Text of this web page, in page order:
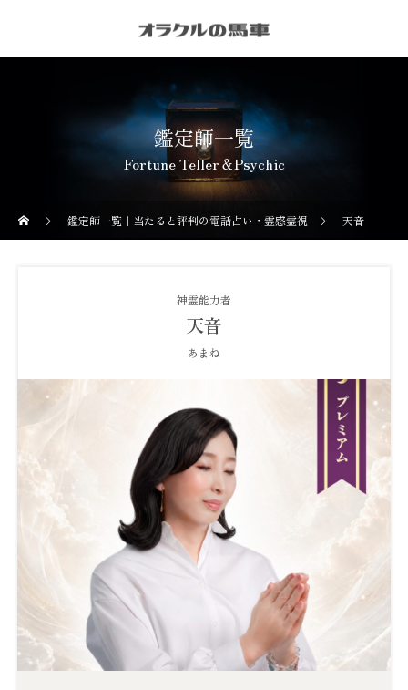
鑑定師一覧
Fortune Teller＆Psychic
鑑定師一覧｜当たると評判の電話占い・霊感霊視 天音
神霊能力者
天音
あまね